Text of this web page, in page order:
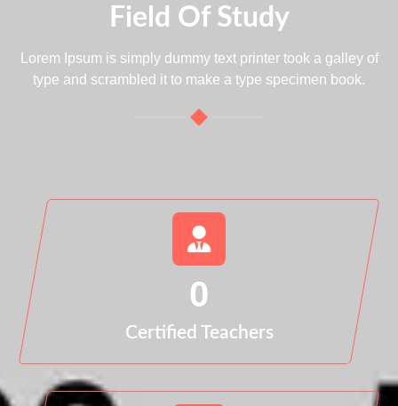
Field Of Study
Lorem Ipsum is simply dummy text printer took a galley of
type and scrambled it to make a type specimen book.
0
Certified Teachers